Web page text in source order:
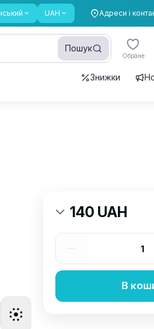
UAH Адреси і
Пошук
Обране
Знижки
140 UAH
В